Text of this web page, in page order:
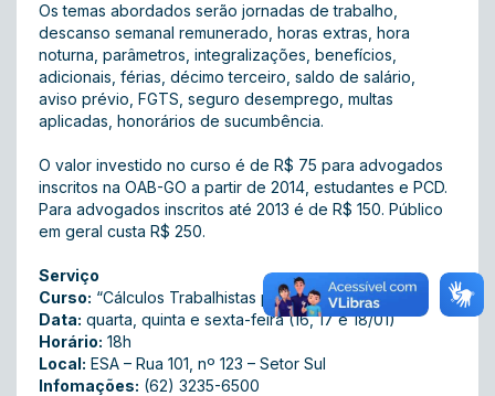
Os temas abordados serão jornadas de trabalho,
descanso semanal remunerado, horas extras, hora
noturna, parâmetros, integralizações, benefícios,
adicionais, férias, décimo terceiro, saldo de salário,
aviso prévio, FGTS, seguro desemprego, multas
aplicadas, honorários de sucumbência.
O valor investido no curso é de R$ 75 para advogados
inscritos na OAB-GO a partir de 2014, estudantes e PCD.
Para advogados inscritos até 2013 é de R$ 150. Público
em geral custa R$ 250.
Serviço
Curso: “Cálculos Trabalhistas para Petição Inicial”
Data: quarta, quinta e sexta-feira (16, 17 e 18/01)
Horário: 18h
Local: ESA – Rua 101, nº 123 – Setor Sul
Infomações: (62) 3235-6500